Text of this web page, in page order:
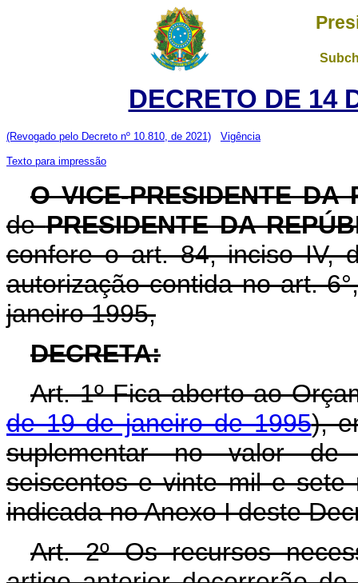
DECRETO DE 14
(Revogado pelo Decreto nº 10.810, de 2021) Vigência
Texto para impressão
O VICE-PRESIDENTE DA
dePRESIDENTE DA
confere o art. 84, inciso IV,
autorização contida no art.
janeiro 1995,
DECRETA:
Art. 1º Fica aberto ao
de 19 de janeiro de 1995),
suplementar no valor de
seiscentos e vinte mil e sete
indicada no Anexo I deste
Art. 2º Os recursos